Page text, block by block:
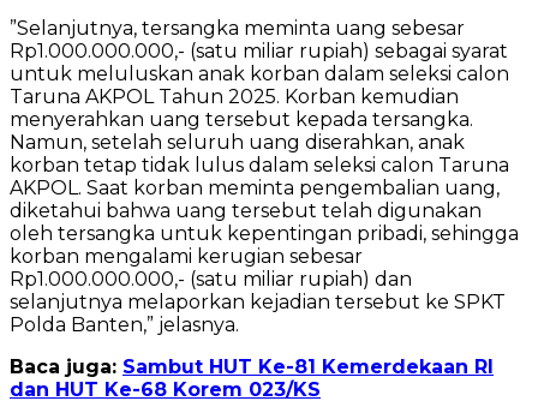
”Selanjutnya, tersangka meminta uang sebesar
Rp1.000.000.000,- (satu miliar rupiah) sebagai syarat
untuk meluluskan anak korban dalam seleksi calon
Taruna AKPOL Tahun 2025. Korban kemudian
menyerahkan uang tersebut kepada tersangka.
Namun, setelah seluruh uang diserahkan, anak
korban tetap tidak lulus dalam seleksi calon Taruna
AKPOL. Saat korban meminta pengembalian uang,
diketahui bahwa uang tersebut telah digunakan
oleh tersangka untuk kepentingan pribadi, sehingga
korban mengalami kerugian sebesar
Rp1.000.000.000,- (satu miliar rupiah) dan
selanjutnya melaporkan kejadian tersebut ke SPKT
Polda Banten,” jelasnya.
Baca juga: Sambut HUT Ke-81 Kemerdekaan RI
dan HUT Ke-68 Korem 023/KS